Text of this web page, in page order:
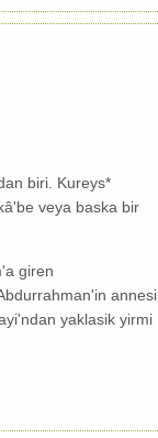
biri. Kureys*
veya baska bir
giren
annesi
yaklasik yirmi